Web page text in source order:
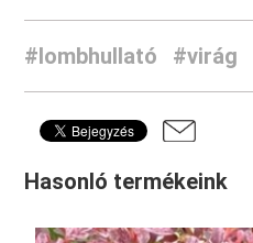
#lombhullató #virág
Hasonló termékeink